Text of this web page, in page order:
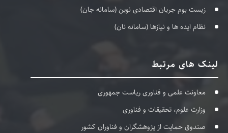
زیست بوم جریان اقتصادی نوین (سامانه جان)
نظام ایده ها و نیازها (سامانه نان)
لینک های مرتبط
معاونت علمی و فناوری ریاست جمهوری
وزارت علوم، تحقیقات و فناوری
صندوق حمایت از پژوهشگران و فناوران کشور